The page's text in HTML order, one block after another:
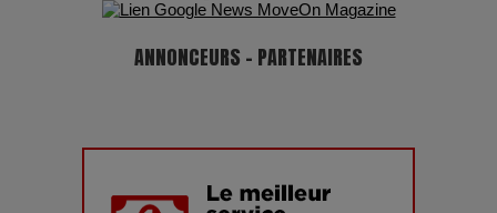
ANNONCEURS - PARTENAIRES